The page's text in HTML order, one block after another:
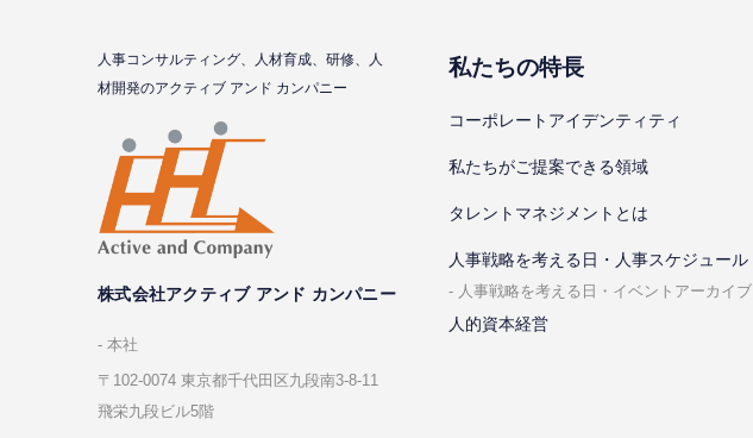
⼈事コンサルティング、⼈材育成、研修、⼈
材開発のアクティブ アンド カンパニー
株式会社アクティブ アンド カンパニー
本社
〒102-0074 東京都千代⽥区九段南3-8-11
飛栄九段ビル5階
私たちの特⻑
コーポレートアイデンティティ
私たちがご提案できる領域
タレントマネジメントとは
⼈事戦略を考える⽇・⼈事スケジュール
⼈事戦略を考える⽇・イベントアーカイブ
人的資本経営